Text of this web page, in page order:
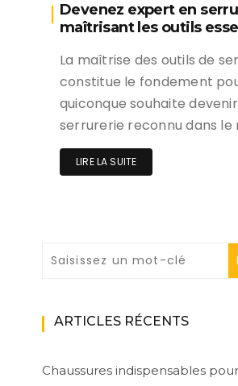
Devenez expert en
maîtrisant les outils
La maîtrise des outils de
constitue le fondement
quiconque souhaite
serrurerie reconnu dans le
LIRE LA SUITE
ARTICLES RÉCENTS
Chaussures indispensables